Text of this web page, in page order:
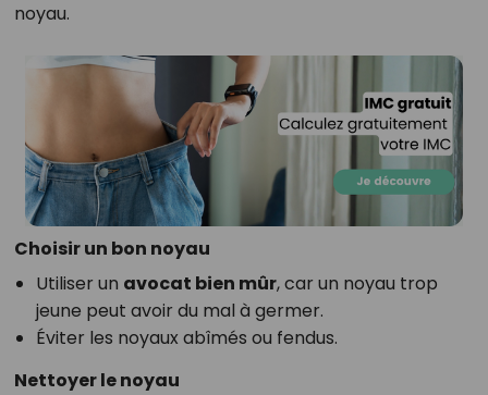
noyau.
Choisir un bon noyau
Utiliser un avocat bien mûr, car un noyau trop
jeune peut avoir du mal à germer.
Éviter les noyaux abîmés ou fendus.
Nettoyer le noyau